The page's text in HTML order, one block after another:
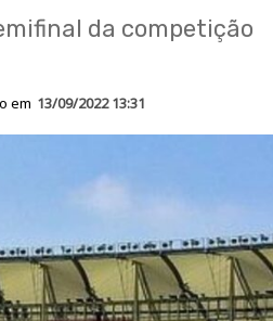
da competição
em 13/09/2022 13:31